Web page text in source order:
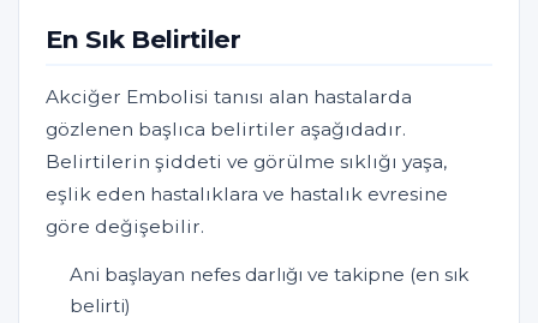
En Sık Belirtiler
Akciğer Embolisi tanısı alan hastalarda
gözlenen başlıca belirtiler aşağıdadır.
Belirtilerin şiddeti ve görülme sıklığı yaşa,
eşlik eden hastalıklara ve hastalık evresine
göre değişebilir.
Ani başlayan nefes darlığı ve takipne (en sık
belirti)